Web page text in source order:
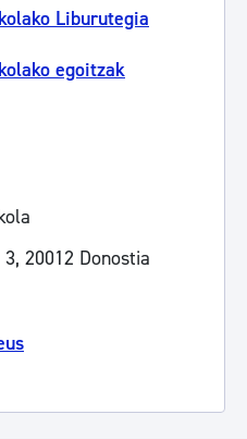
Liburutegia
egoitzak
20012 Donostia